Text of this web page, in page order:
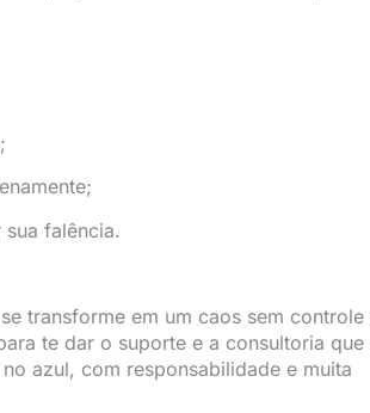
falência.
transforme em um caos sem controle
te dar o suporte e a consultoria
azul, com responsabilidade e muita